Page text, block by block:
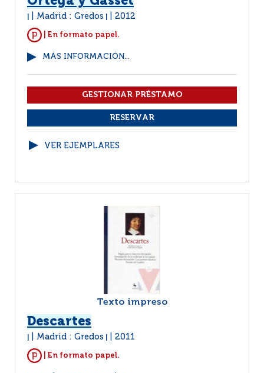
Madrid : Gredos 2012
| En formato papel.
MÁS INFORMACIÓN...
VER EJEMPLARES
Texto impreso
Descartes
Madrid : Gredos 2011
| En formato papel.